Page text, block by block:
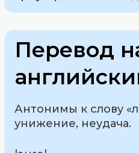
Перевод
Антонимы к слову
унижение, неудача.